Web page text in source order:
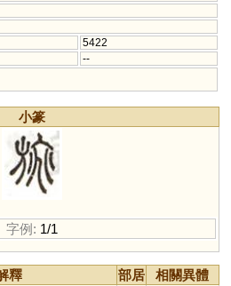
5422
--
小篆
字例: 1/1
釋 部居
相關異體